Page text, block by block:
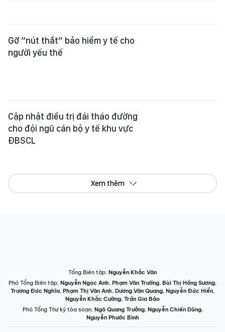
Gỡ “nút thắt” bảo hiểm y tế cho
người yếu thế
Cập nhật điều trị đái tháo đường
cho đội ngũ cán bộ y tế khu vực
ĐBSCL
Xem thêm
Tổng Biên tập: Nguyễn Khắc Văn
Phó Tổng Biên tập: Nguyễn Ngọc Anh, Phạm Văn Trường, Bùi Thị Hồng Sương,
Trương Đức Nghĩa, Phạm Thị Vân Anh, Dương Văn Quang, Nguyễn Đức Hiển,
Nguyễn Khắc Cường, Trần Gia Bảo
Phó Tổng Thư ký tòa soạn: Ngô Quang Trưởng, Nguyễn Chiến Dũng,
Nguyễn Phước Bình